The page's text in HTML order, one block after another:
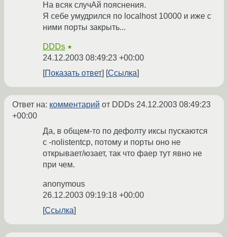
На всяк случАй пояснения.
Я себе умудрился по localhost 10000 и иже с
ними порты закрыть...
DDDs ★
24.12.2003 08:49:23 +00:00
Показать ответ
Ссылка
Ответ на: комментарий от DDDs 24.12.2003 08:49:23
+00:00
Да, в общем-то по дефолту иксы пускаются
с -nolistentcp, потому и порты оно не
открывает/юзает, так что фаер тут явно не
при чем.
anonymous
26.12.2003 09:19:18 +00:00
Ссылка